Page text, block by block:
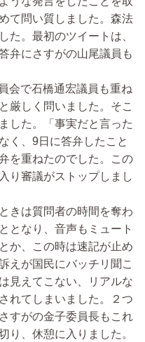
て問い質しました。森法
た。最初のツイートは、
弁にさすがの山尾議員も
会で石橋通宏議員も重ね
厳しく問いました。そこ
した。「事実だと言った
く、9日に答弁したこと
を重ねたのでした。この
り審議がストップしまし
きは質問者の時間を奪わ
となり、音声もミュート
か、この時は速記が止め
えが国民にバッチリ聞こ
見えてこない、リアルな
れてしまいました。２つ
すがの金子委員長もこれ
り、休憩に入りました。